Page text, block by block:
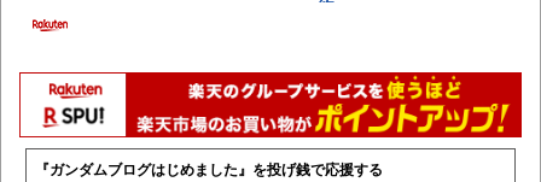
『ガンダムブログはじめました』を投げ銭で応援する